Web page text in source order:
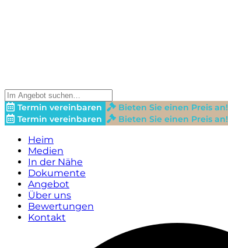
Termin vereinbaren Bieten Sie einen Preis an!
Termin vereinbaren
Bieten Sie einen Preis an!
Heim
Medien
In der Nähe
Dokumente
Angebot
Über uns
Bewertungen
Kontakt